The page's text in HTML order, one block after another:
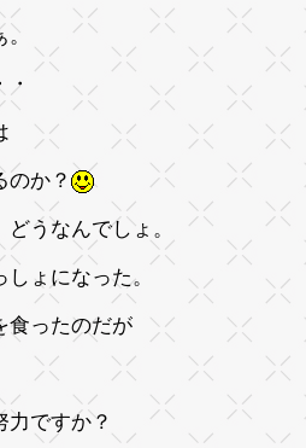
か？
うなんでしょ。
ょになった。
食ったのだが
ですか？